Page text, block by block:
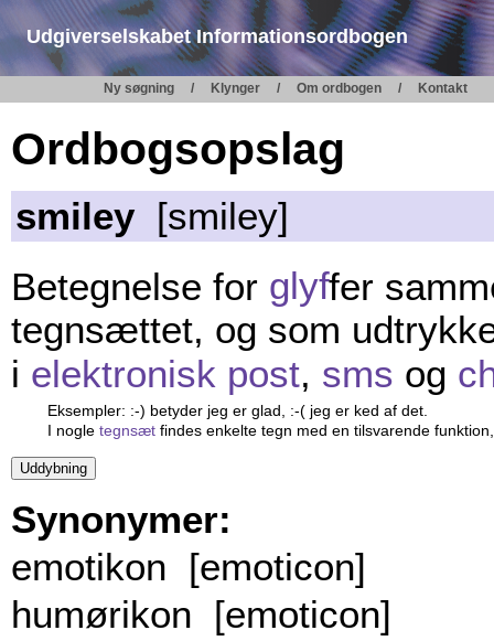
Udgiverselskabet Informationsordbogen
Ny søgning Klynger Om ordbogen Kontakt
Ordbogsopslag
smiley[smiley]
Betegnelse for glyffer
tegnsættet, og som
i elektronisk post, sms og
Eksempler: :-) betyder jeg er glad, :-( jeg er ked af det.
I nogle tegnsætfindes enkelte tegn med en tilsvarende
Synonymer:
emotikon [emoticon]
humørikon [emoticon]